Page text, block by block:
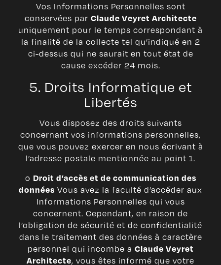
Vos Informations Personnelles sont
conservées par Claude Veyret Architecte
uniquement pour le temps correspondant à
la finalité de la collecte tel qu’indiqué en 2
ci-dessus qui ne saurait en tout état de
cause excéder 24 mois.
5. Droits Informatique et
Libertés
Vous disposez des droits suivants
concernant vos informations personnelles,
que vous pouvez exercer en nous écrivant à
l’adresse postale mentionnée au point 1.
o Droit d’accès et de communication des
données Vous avez la faculté d’accéder aux
Informations Personnelles qui vous
concernent. Cependant, en raison de
l’obligation de sécurité et de confidentialité
dans le traitement des données à caractère
personnel qui incombe a Claude Veyret
Architecte, vous êtes informé que votre